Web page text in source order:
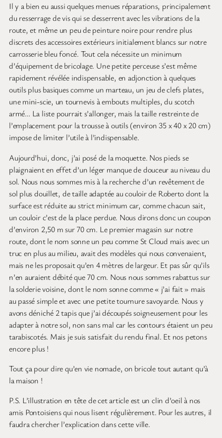
Il y a bien eu aussi quelques menues réparations, principalement
du resserrage de vis qui se desserrent avec les vibrations de la
route, et même un peu de peinture noire pour rendre plus
discrets des accessoires extérieurs initialement blancs sur notre
carrosserie bleu foncé. Tout cela nécessite un minimum
d’équipement de bricolage. Une petite perceuse s’est même
rapidement révélée indispensable, en adjonction à quelques
outils plus basiques comme un marteau, un jeu de clefs plates,
une mini-scie, un tournevis à embouts multiples, du scotch
armé… La liste pourrait s’allonger, mais la taille restreinte de
l’emplacement pour la trousse à outils (environ 35 x 40 x 20 cm)
impose de limiter l’utile à l’indispensable.
Aujourd’hui, donc, j’ai posé de la moquette. Nos pieds se
plaignaient en effet d’un léger manque de douceur au niveau du
sol. Nous nous sommes mis à la recherche d’un revêtement de
sol plus douillet, de taille adaptée au couloir de Roberto dont la
surface est réduite au strict minimum car, comme chacun sait,
un couloir c’est de la place perdue. Nous dirons donc un coupon
d’environ 2,50 m sur 70 cm. Le premier magasin sur notre
route, dont le nom sonne un peu comme St Cloud mais avec un
truc en plus au milieu, avait des modèles qui nous convenaient,
mais ne les proposait qu’en 4 mètres de largeur. Et pas sûr qu’ils
n’en auraient débité que 70 cm. Nous nous sommes rabattus sur
la solderie voisine, dont le nom sonne comme « j’ai fait » mais
au passé simple et avec une petite tournure savoyarde. Nous y
avons déniché 2 tapis que j’ai découpés soigneusement pour les
adapter à notre sol, non sans mal car les contours étaient un peu
tarabiscotés. Mais je suis satisfait du rendu final. Et nos petons
encore plus !
Tout ça pour dire qu’en vie nomade, on bricole tout autant qu’à
la maison !
P.S. L’illustration en tête de cet article est un clin d’oeil à nos
amis Pontoisiens qui nous lisent régulièrement. Pour les autres, il
faudra chercher l’explication dans cette ville.